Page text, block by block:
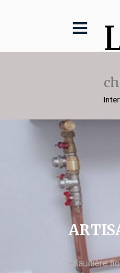
chaudière